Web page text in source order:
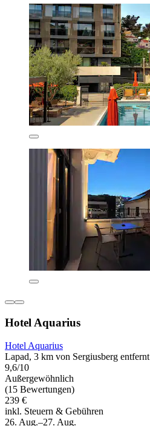
Hotel Aquarius
Hotel Aquarius
Lapad, 3 km von Sergiusberg entfernt
9,6/10
Außergewöhnlich
(15 Bewertungen)
239 €
inkl. Steuern & Gebühren
26. Aug.–27. Aug.